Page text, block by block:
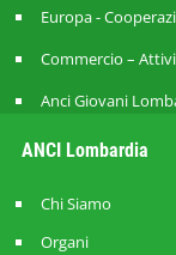
Europa -
Commercio –
Anci Giovani
ANCI Lombardia
Chi Siamo
Organi